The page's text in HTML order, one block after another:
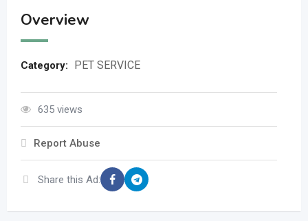
Overview
Category: PET SERVICE
635 views
Report Abuse
Share this Ad: